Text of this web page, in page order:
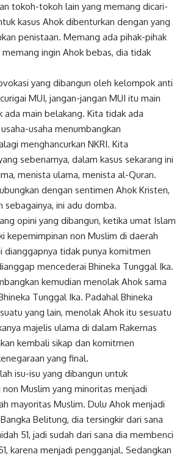
tokoh-tokoh lain yang memang dicari-
kasus Ahok dibenturkan dengan yang
penistaan. Memang ada pihak-pihak
ingin Ahok bebas, dia tidak
yang dibangun oleh kelompok anti
MUI, jangan-jangan MUI itu main
ada main belakang. Kita tidak ada
usaha menumbangkan
menghancurkan NKRI. Kita
sebenarnya, dalam kasus sekarang ini
menista ulama, menista al-Quran.
dengan sentimen Ahok Kristen,
sebagainya, ini adu domba.
opini yang dibangun, ketika umat Islam
kepemimpinan non Muslim di daerah
dianggapnya tidak punya komitmen
mencederai Bhineka Tunggal Ika.
kemudian menolak Ahok sama
Tunggal Ika. Padahal Bhineka
yang lain, menolak Ahok itu sesuatu
majelis ulama di dalam Rakernas
kembali sikap dan komitmen
yang final.
isu-isu yang dibangun untuk
Muslim yang minoritas menjadi
mayoritas Muslim. Dulu Ahok menjadi
Belitung, dia tersingkir dari sana
51, jadi sudah dari sana dia membenci
karena menjadi pengganjal. Sedangkan